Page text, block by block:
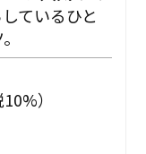
ているひと
）